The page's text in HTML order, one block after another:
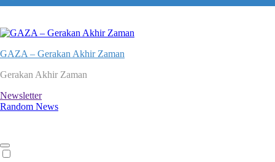
GAZA – Gerakan Akhir Zaman
Gerakan Akhir Zaman
Newsletter
Random News